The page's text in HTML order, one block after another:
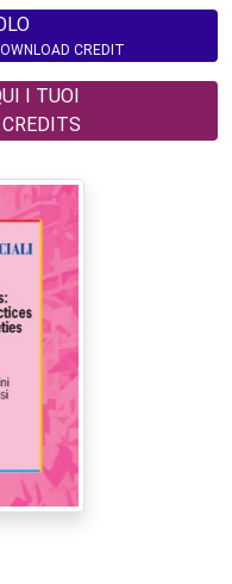
CREDIT
I TUOI